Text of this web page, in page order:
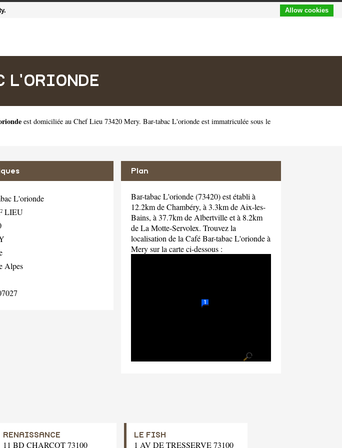
L'ORIONDE
est domiciliée au Chef Lieu 73420 Mery. Bar-tabac L'orionde est immatriculée sous le
L'orionde
LIEU
Alpes
Plan
Bar-tabac L'orionde (73420) est établi à
12.2km de Chambéry, à 3.3km de Aix-les-
Bains, à 37.7km de Albertville et à 8.2km
de La Motte-Servolex. Trouvez la
localisation de la Café Bar-tabac L'orionde à
Mery sur la carte ci-dessous :
RENAISSANCE
11 BD CHARCOT 73100
LE FISH
1 AV DE TRESSERVE 73100
Allow cookies